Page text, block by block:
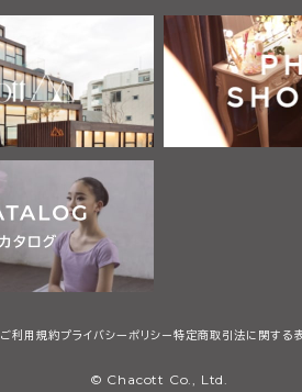
ご利用規約プライバシーポリシー 特定商取引法に関する
© Chacott Co., Ltd.